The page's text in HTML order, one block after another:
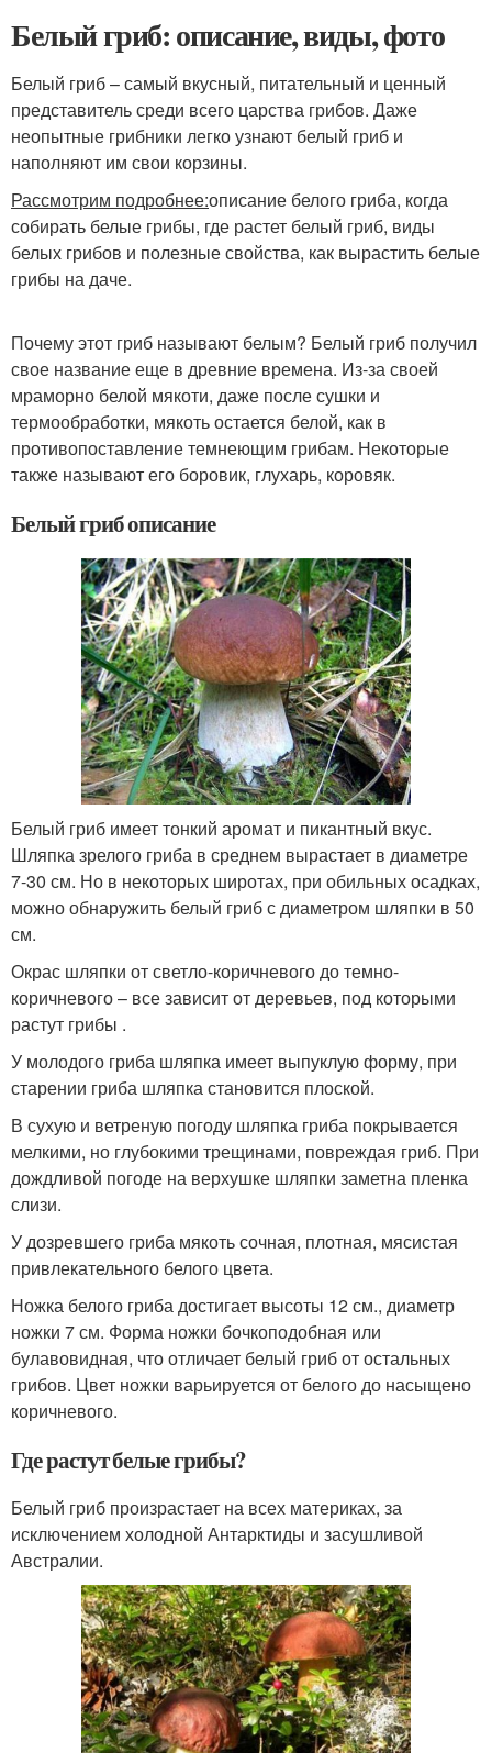
Белый гриб: описание, виды, фото
Белый гриб – самый вкусный, питательный и ценный
представитель среди всего царства грибов. Даже
неопытные грибники легко узнают белый гриб и
наполняют им свои корзины.
Рассмотрим подробнее:описание белого гриба, когда
собирать белые грибы, где растет белый гриб, виды
белых грибов и полезные свойства, как вырастить белые
грибы на даче.
Почему этот гриб называют белым? Белый гриб получил
свое название еще в древние времена. Из-за своей
мраморно белой мякоти, даже после сушки и
термообработки, мякоть остается белой, как в
противопоставление темнеющим грибам. Некоторые
также называют его боровик, глухарь, коровяк.
Белый гриб описание
Белый гриб имеет тонкий аромат и пикантный вкус.
Шляпка зрелого гриба в среднем вырастает в диаметре
7-30 см. Но в некоторых широтах, при обильных осадках,
можно обнаружить белый гриб с диаметром шляпки в 50
см.
Окрас шляпки от светло-коричневого до темно-
коричневого – все зависит от деревьев, под которыми
растут грибы .
У молодого гриба шляпка имеет выпуклую форму, при
старении гриба шляпка становится плоской.
В сухую и ветреную погоду шляпка гриба покрывается
мелкими, но глубокими трещинами, повреждая гриб. При
дождливой погоде на верхушке шляпки заметна пленка
слизи.
У дозревшего гриба мякоть сочная, плотная, мясистая
привлекательного белого цвета.
Ножка белого гриба достигает высоты 12 см., диаметр
ножки 7 см. Форма ножки бочкоподобная или
булавовидная, что отличает белый гриб от остальных
грибов. Цвет ножки варьируется от белого до насыщено
коричневого.
Где растут белые грибы?
Белый гриб произрастает на всех материках, за
исключением холодной Антарктиды и засушливой
Австралии.